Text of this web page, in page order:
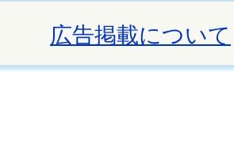
広告掲載について